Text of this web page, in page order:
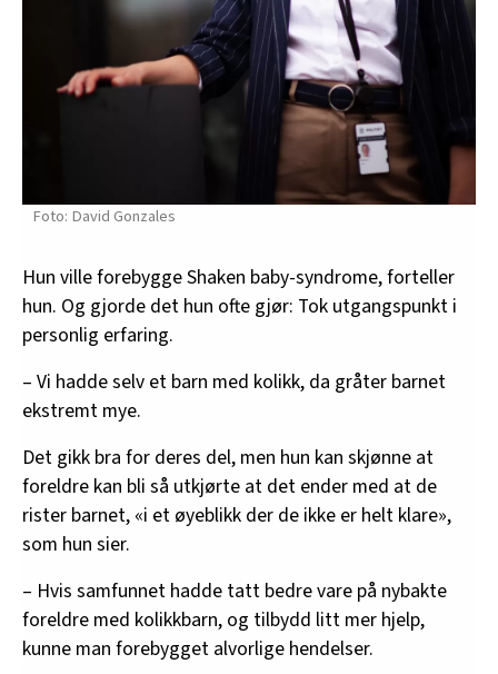
David Gonzales
Hun ville forebygge Shaken baby-syndrome, forteller
hun. Og gjorde det hun ofte gjør: Tok utgangspunkt i
personlig erfaring.
– Vi hadde selv et barn med kolikk, da gråter barnet
ekstremt mye.
Det gikk bra for deres del, men hun kan skjønne at
foreldre kan bli så utkjørte at det ender med at de
rister barnet, «i et øyeblikk der de ikke er helt klare»,
som hun sier.
– Hvis samfunnet hadde tatt bedre vare på nybakte
foreldre med kolikkbarn, og tilbydd litt mer hjelp,
kunne man forebygget alvorlige hendelser.